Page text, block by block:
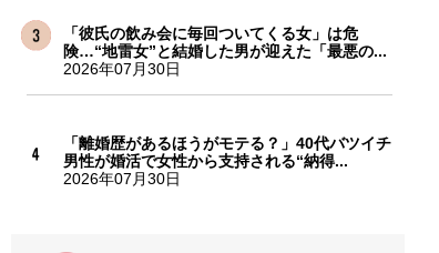
「彼氏の飲み会に毎回ついてくる女」は危
険…“地雷女”と結婚した男が迎えた「最悪の...
2026年07月30日
「離婚歴があるほうがモテる？」40代バツイチ
男性が婚活で女性から支持される“納得...
2026年07月30日